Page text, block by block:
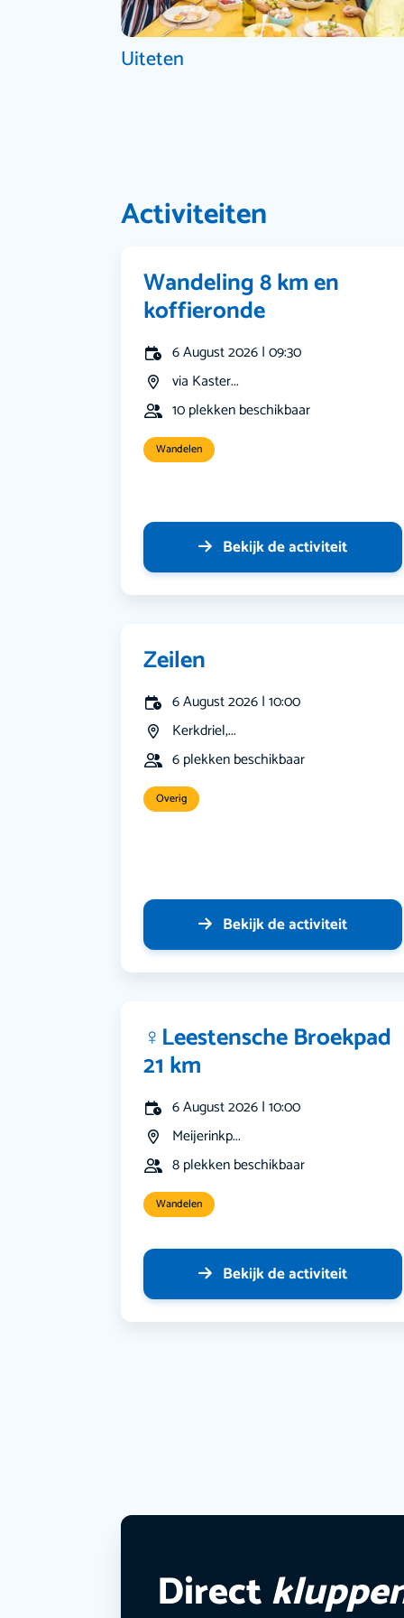
Uiteten
Activiteiten
Wandeling 8 km en
koffieronde
6 August 2026 | 09:30
via Kaster...
10 plekken beschikbaar
Wandelen
Bekijk de activiteit
Zeilen
6 August 2026 | 10:00
Kerkdriel,...
6 plekken beschikbaar
Overig
Bekijk de activiteit
‍♀️Leestensche Broekpad
21 km
6 August 2026 | 10:00
Meijerinkp...
8 plekken beschikbaar
Wandelen
Bekijk de activiteit
Direct